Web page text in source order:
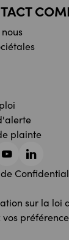
plainte
YouTubeLinkedin
sur la loi
vos